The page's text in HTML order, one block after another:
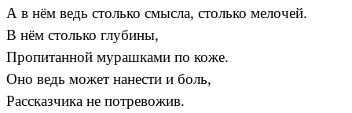
А в нём ведь столько смысла, столько мелочей.
В нём столько глубины,
Пропитанной мурашками по коже.
Оно ведь может нанести и боль,
Рассказчика не потревожив.